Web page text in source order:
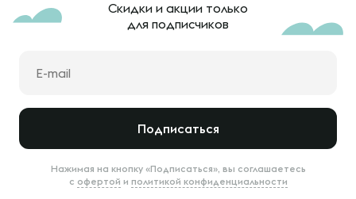
Скидки и акции только
для подписчиков
Подписаться
Нажимая на кнопку «Подписаться», вы соглашаетесь
с офертой и политикой конфиденциальности